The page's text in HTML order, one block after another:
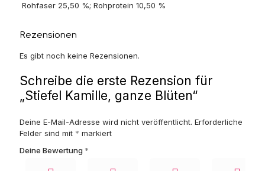
Rohfaser 25,50 %; Rohprotein 10,50 %
Rezensionen
Es gibt noch keine Rezensionen.
Schreibe die erste Rezension für
„Stiefel Kamille, ganze Blüten“
Deine E-Mail-Adresse wird nicht veröffentlicht. Erforderliche
Felder sind mit * markiert
Deine Bewertung *